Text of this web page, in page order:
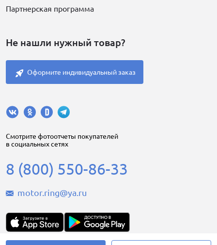
Партнерская программа
Не нашли нужный товар?
Оформите индивидуальный заказ
Cмотрите фотоотчеты покупателей
в социальных сетях
8 (800) 550-86-33
motor.ring@ya.ru